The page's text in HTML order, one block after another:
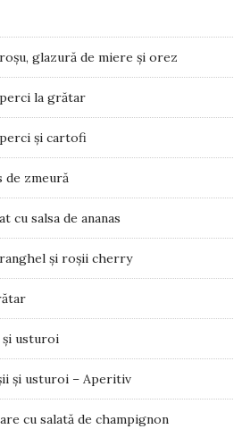
glazură de miere și orez
la grătar
și cartofi
de zmeură
cu salsa de ananas
și roșii cherry
și usturoi
și usturoi – Aperitiv
cu salată de champignon